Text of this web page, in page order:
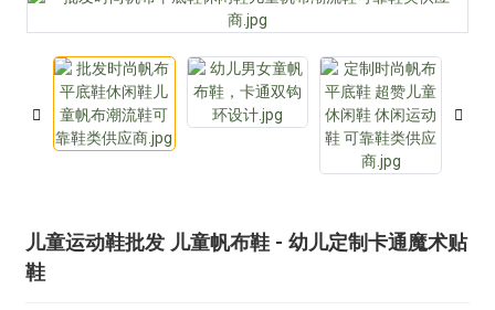
儿童运动鞋批发 儿童帆布鞋 - 幼儿定制卡通魔术贴
鞋